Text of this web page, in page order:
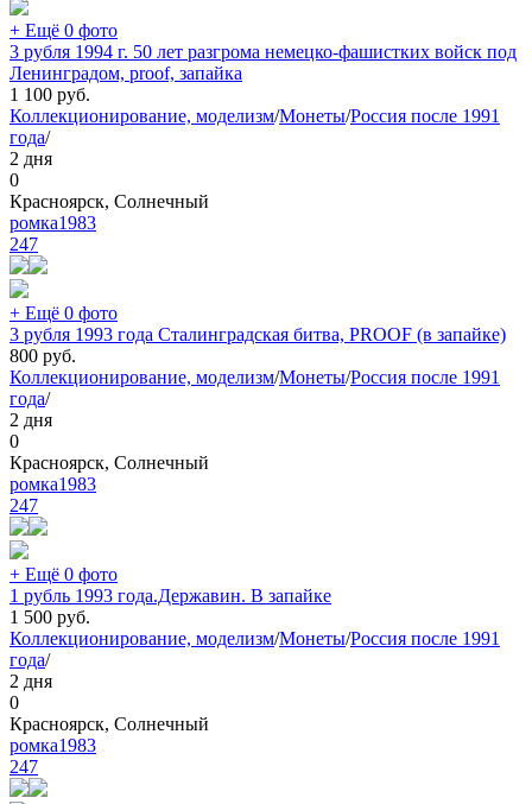
+ Ещё 0 фото
3 рубля 1994 г. 50 лет разгрома немецко-фашистких войск под
Ленинградом, proof, запайка
1 100 руб.
Коллекционирование, моделизм/Монеты/Россия после 1991
года/
2 дня
0
Красноярск, Солнечный
ромка1983
247
+ Ещё 0 фото
3 рубля 1993 года Сталинградская битва, PROOF (в запайке)
800 руб.
Коллекционирование, моделизм/Монеты/Россия после 1991
года/
2 дня
0
Красноярск, Солнечный
ромка1983
247
+ Ещё 0 фото
1 рубль 1993 года.Державин. В запайке
1 500 руб.
Коллекционирование, моделизм/Монеты/Россия после 1991
года/
2 дня
0
Красноярск, Солнечный
ромка1983
247